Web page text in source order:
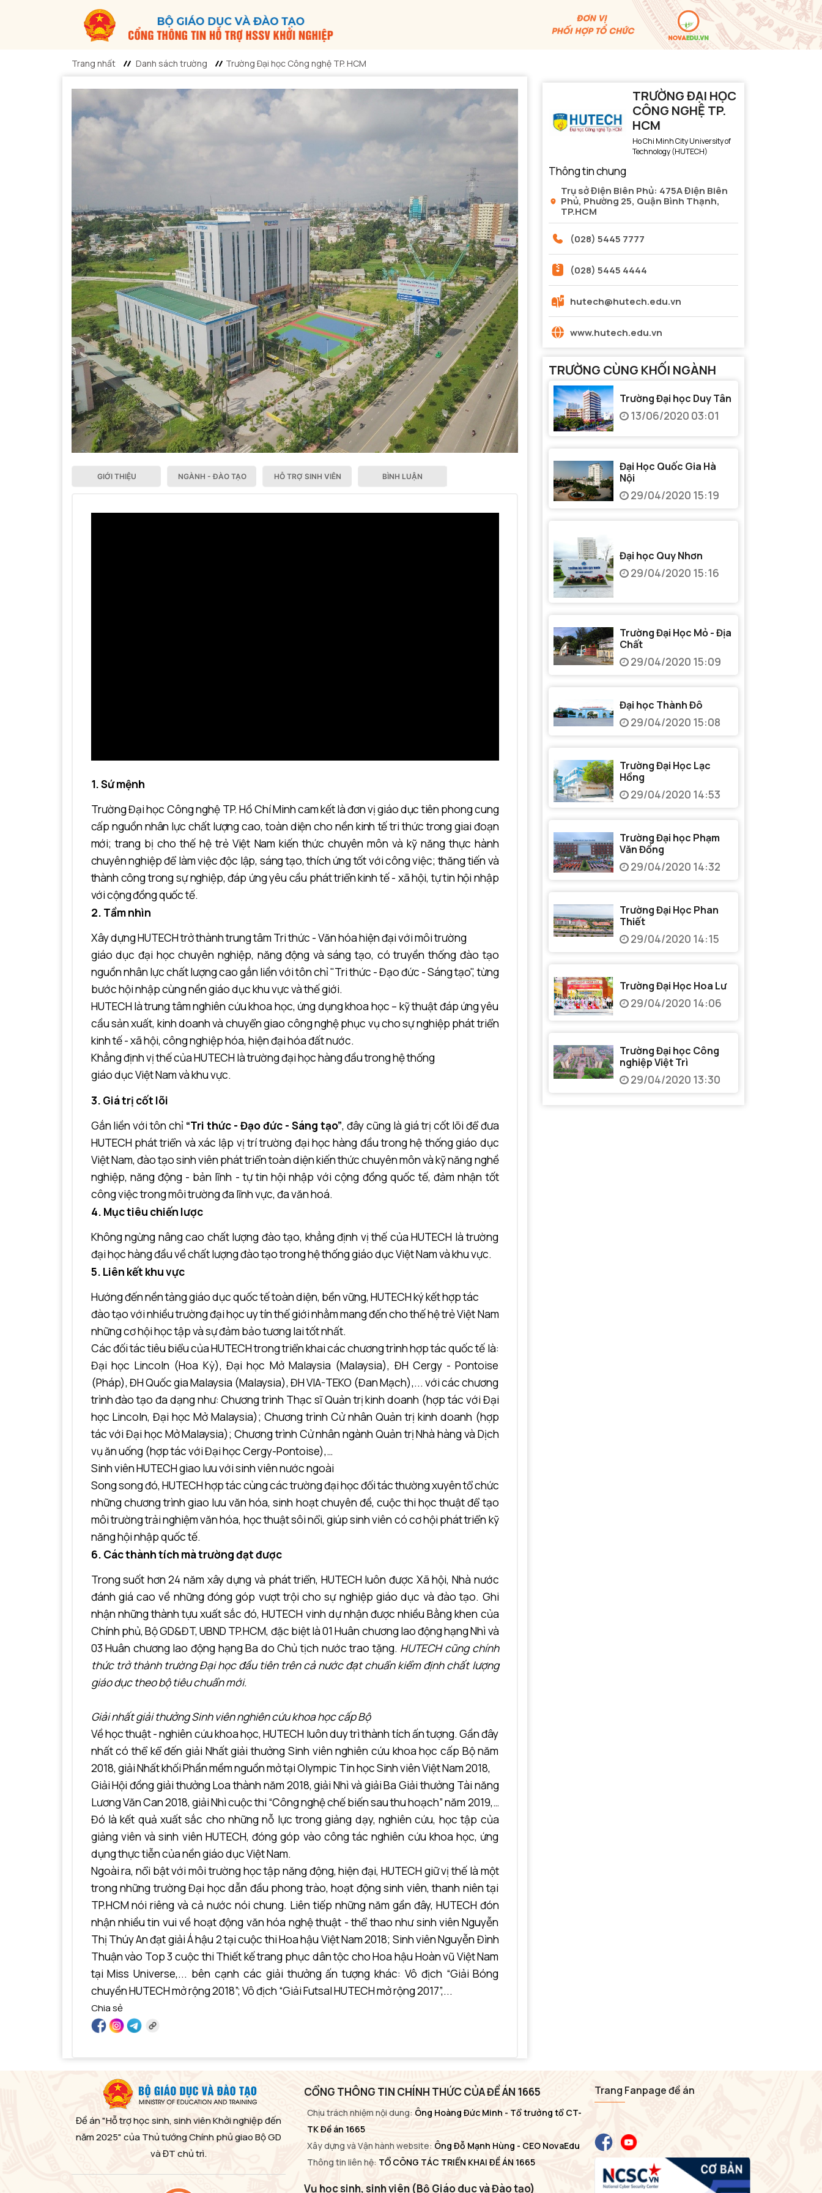
Trang nhất Danh sách trường Trường Đại học Công nghệ TP. HCM
GIỚI THIỆU NGÀNH - ĐÀO TẠO HỖ TRỢ SINH VIÊN BÌNH LUẬN
1. Sứ mệnh
Trường Đại học Công nghệ TP. Hồ Chí Minhcam kết là đơn vị giáo dục tiên phong cung
cấp nguồn nhân lực chất lượng cao, toàn diện cho nền kinh tế tri thức trong giai đoạn
mới; trang bị cho thế hệ trẻ Việt Nam kiến thức chuyên môn và kỹ năng thực hành
chuyên nghiệp để làm việc độc lập, sáng tạo, thích ứng tốt với công việc; thăng tiến và
thành công trong sự nghiệp, đáp ứng yêu cầu phát triển kinh tế - xã hội, tự tin hội nhập
với cộng đồng quốc tế.
2. Tầm nhìn
Xây dựng HUTECH trở thành trung tâm Tri thức - Văn hóa hiện đại với môi trường
giáo dục đại học chuyên nghiệp, năng động và sáng tạo, có truyền thống đào tạo
nguồn nhân lực chất lượng cao gắn liền với tôn chỉ "Tri thức - Đạo đức - Sáng tạo", từng
bước hội nhập cùng nền giáo dục khu vực và thế giới.
HUTECH là trung tâm nghiên cứu khoa học, ứng dụng khoa học – kỹ thuật đáp ứng yêu
cầu sản xuất, kinh doanh và chuyển giao công nghệ phục vụ cho sự nghiệp phát triển
kinh tế - xã hội, công nghiệp hóa, hiện đại hóa đất nước.
Khẳng định vị thế của HUTECH là trường đại học hàng đầu trong hệ thống
giáo dục Việt Nam và khu vực.
3. Giá trị cốt lõi
Gắn liền với tôn chỉ “Tri thức - Đạo đức - Sáng tạo”, đây cũng là giá trị cốt lõi để đưa
HUTECH phát triển và xác lập vị trí trường đại học hàng đầu trong hệ thống giáo dục
Việt Nam, đào tạo sinh viên phát triển toàn diện kiến thức chuyên môn và kỹ năng nghề
nghiệp, năng động - bản lĩnh - tự tin hội nhập với cộng đồng quốc tế, đảm nhận tốt
công việc trong môi trường đa lĩnh vực, đa văn hoá.
4. Mục tiêu chiến lược
Không ngừng nâng cao chất lượng đào tạo, khẳng định vị thế của HUTECH là trường
đại học hàng đầu về chất lượng đào tạo trong hệ thống giáo dục Việt Nam và khu vực.
5. Liên kết khu vực
Hướng đến nền tảng giáo dục quốc tế toàn diện, bền vững, HUTECH ký kết hợp tác
đào tạo với nhiều trường đại học uy tín thế giới nhằm mang đến cho thế hệ trẻ Việt Nam
những cơ hội học tập và sự đảm bảo tương lai tốt nhất.
Các đối tác tiêu biểu của HUTECH trong triển khai các chương trình hợp tác quốc tế là:
Đại học Lincoln (Hoa Kỳ), Đại học Mở Malaysia (Malaysia), ĐH Cergy - Pontoise
(Pháp), ĐH Quốc gia Malaysia (Malaysia), ĐH VIA-TEKO (Đan Mạch),... với các chương
trình đào tạo đa dạng như: Chương trình Thạc sĩ Quản trị kinh doanh (hợp tác với Đại
học Lincoln, Đại học Mở Malaysia); Chương trình Cử nhân Quản trị kinh doanh (hợp
tác với Đại học Mở Malaysia); Chương trình Cử nhân ngành Quản trị Nhà hàng và Dịch
vụ ăn uống (hợp tác với Đại học Cergy-Pontoise),…
Sinh viên HUTECH giao lưu với sinh viên nước ngoài
Song song đó, HUTECH hợp tác cùng các trường đại học đối tác thường xuyên tổ chức
những chương trình giao lưu văn hóa, sinh hoạt chuyên đề, cuộc thi học thuật để tạo
môi trường trải nghiệm văn hóa, học thuật sôi nổi, giúp sinh viên có cơ hội phát triển kỹ
năng hội nhập quốc tế.
6. Các thành tích mà trường đạt được
Trong suốt hơn 24 năm xây dựng và phát triển, HUTECH luôn được Xã hội, Nhà nước
đánh giá cao về những đóng góp vượt trội cho sự nghiệp giáo dục và đào tạo. Ghi
nhận những thành tựu xuất sắc đó, HUTECH vinh dự nhận được nhiều Bằng khen của
Chính phủ, Bộ GD&ĐT, UBND TP.HCM, đặc biệt là 01 Huân chương lao động hạng Nhì và
03 Huân chương lao động hạng Ba do Chủ tịch nước trao tặng. HUTECH cũng chính
thức trở thành trường Đại học đầu tiên trên cả nước đạt chuẩn kiểm định chất lượng
giáo dục theo bộ tiêu chuẩn mới.
Giải nhất giải thưởng Sinh viên nghiên cứu khoa học cấp Bộ
Về học thuật - nghiên cứu khoa học, HUTECH luôn duy trì thành tích ấn tượng. Gần đây
nhất có thể kể đến giải Nhất giải thưởng Sinh viên nghiên cứu khoa học cấp Bộ năm
2018, giải Nhất khối Phần mềm nguồn mở tại Olympic Tin học Sinh viên Việt Nam 2018,
Giải Hội đồng giải thưởng Loa thành năm 2018, giải Nhì và giải Ba Giải thưởng Tài năng
Lương Văn Can 2018, giải Nhì cuộc thi “Công nghệ chế biến sau thu hoạch” năm 2019,…
Đó là kết quả xuất sắc cho những nỗ lực trong giảng dạy, nghiên cứu, học tập của
giảng viên và sinh viên HUTECH, đóng góp vào công tác nghiên cứu khoa học, ứng
dụng thực tiễn của nền giáo dục Việt Nam.
Ngoài ra, nổi bật với môi trường học tập năng động, hiện đại, HUTECH giữ vị thế là một
trong những trường Đại học dẫn đầu phong trào, hoạt động sinh viên, thanh niên tại
TP.HCM nói riêng và cả nước nói chung. Liên tiếp những năm gần đây, HUTECH đón
nhận nhiều tin vui về hoạt động văn hóa nghệ thuật - thể thao như sinh viên Nguyễn
Thị Thúy An đạt giải Á hậu 2 tại cuộc thi Hoa hậu Việt Nam 2018; Sinh viên Nguyễn Đình
Thuận vào Top 3 cuộc thi Thiết kế trang phục dân tộc cho Hoa hậu Hoàn vũ Việt Nam
tại Miss Universe,... bên cạnh các giải thưởng ấn tượng khác: Vô địch “Giải Bóng
chuyền HUTECH mở rộng 2018”; Vô địch “Giải Futsal HUTECH mở rộng 2017”,...
Chia sẻ
TRƯỜNG ĐẠI HỌC
CÔNG NGHỆ TP.
HCM
Ho Chi Minh City University of
Technology (HUTECH)
Thông tin chung
Trụ sở Điện Biên Phủ: 475A Điện Biên
Phủ, Phường 25, Quận Bình Thạnh,
TP.HCM
(028) 5445 7777
(028) 5445 4444
hutech@hutech.edu.vn
www.hutech.edu.vn
TRƯỜNG CÙNG KHỐI NGÀNH
Trường Đại học Duy Tân
13/06/2020 03:01
Đại Học Quốc Gia Hà
Nội
29/04/2020 15:19
Đại học Quy Nhơn
29/04/2020 15:16
Trường Đại Học Mỏ - Địa
Chất
29/04/2020 15:09
Đại học Thành Đô
29/04/2020 15:08
Trường Đại Học Lạc
Hồng
29/04/2020 14:53
Trường Đại học Phạm
Văn Đồng
29/04/2020 14:32
Trường Đại Học Phan
Thiết
29/04/2020 14:15
Trường Đại Học Hoa Lư
29/04/2020 14:06
Trường Đại học Công
nghiệp Việt Trì
29/04/2020 13:30
Đề án "Hỗ trợ học sinh, sinh viên Khởi nghiệp đến
năm 2025" của Thủ tướng Chính phủ giao Bộ GD
và ĐT chủ trì.
CỔNG THÔNG TIN CHÍNH THỨC CỦA ĐỀ ÁN 1665
Chịu trách nhiệm nội dung: Ông Hoàng Đức Minh - Tổ trưởng tổ CT-
TK Đề án 1665
Xây dựng và Vận hành website: Ông Đỗ Mạnh Hùng - CEO NovaEdu
Thông tin liên hệ: TỔ CÔNG TÁC TRIỂN KHAI ĐỀ ÁN 1665
Vụ học sinh, sinh viên (Bộ Giáo dục và Đào tạo)
Trang Fanpage đề án